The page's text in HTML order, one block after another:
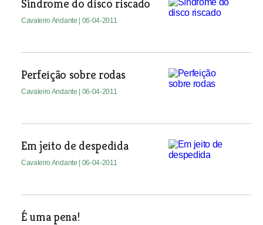
Síndrome do disco riscado
Cavaleiro Andante | 06-04-2011
Perfeição sobre rodas
Cavaleiro Andante | 06-04-2011
Em jeito de despedida
Cavaleiro Andante | 06-04-2011
É uma pena!